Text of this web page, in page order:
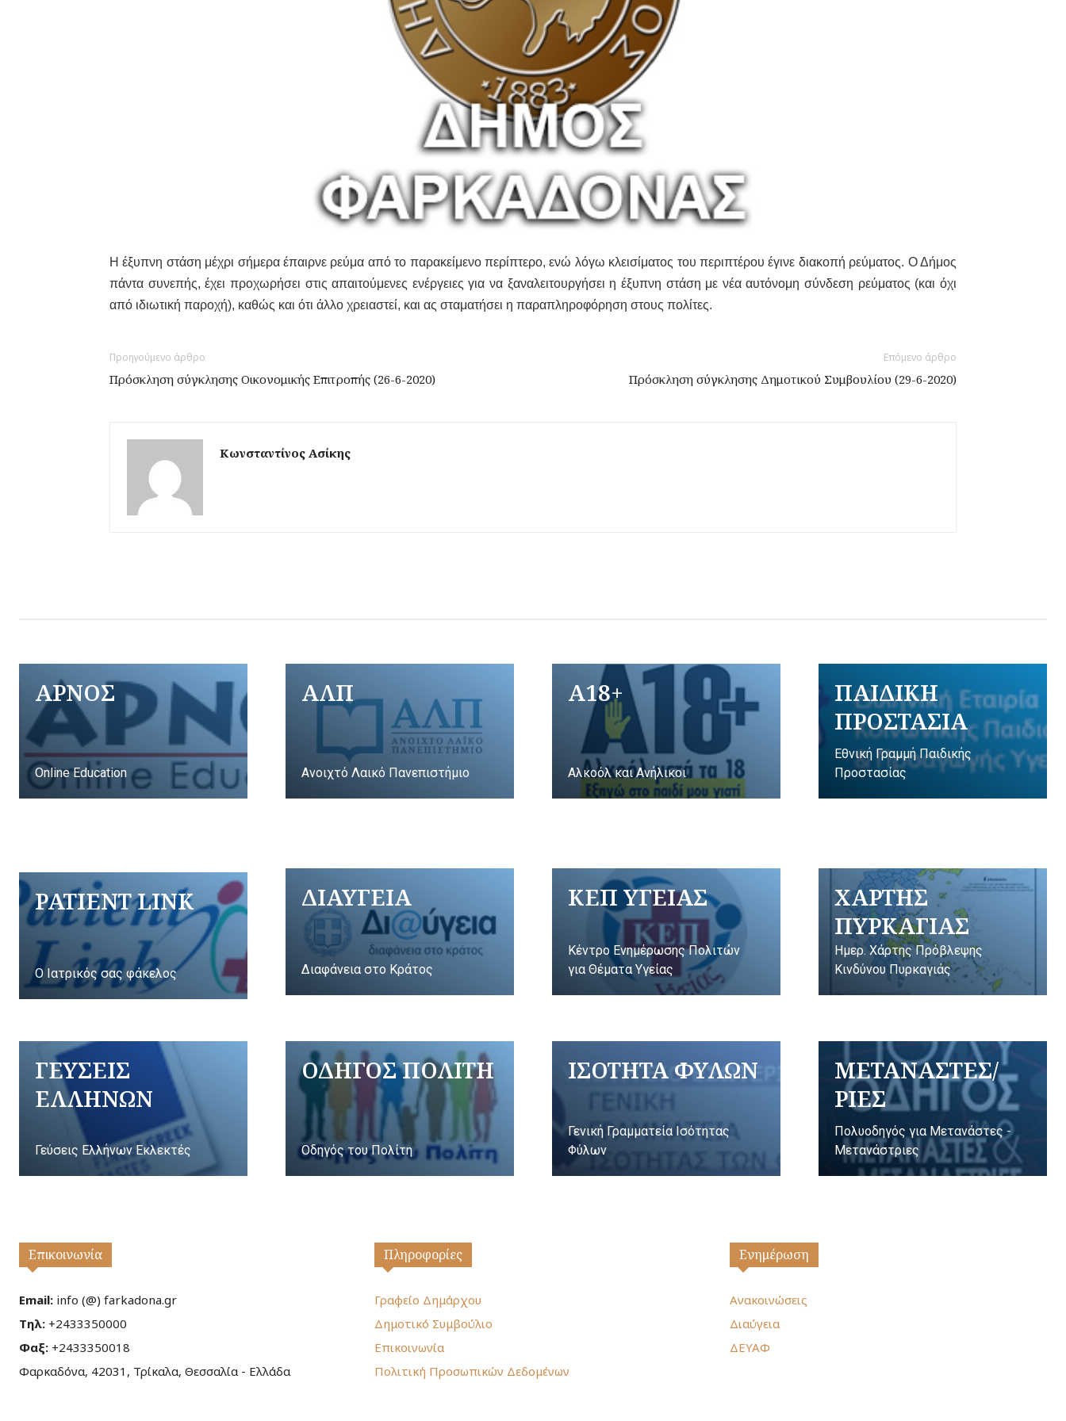
Η έξυπνη στάση μέχρι σήμερα έπαιρνε ρεύμα από το παρακείμενο περίπτερο, ενώ λόγω κλεισίματος του περιπτέρου έγινε διακοπή ρεύματος. Ο Δήμος
πάντα συνεπής, έχει προχωρήσει στις απαιτούμενες ενέργειες για να ξαναλειτουργήσει η έξυπνη στάση με νέα αυτόνομη σύνδεση ρεύματος (και όχι
από ιδιωτική παροχή), καθώς και ότι άλλο χρειαστεί, και ας σταματήσει η παραπληροφόρηση στους πολίτες.
Προηγούμενο άρθρο
Πρόσκληση σύγκλησης Οικονομικής Επιτροπής (26-6-2020)
Επόμενο άρθρο
Πρόσκληση σύγκλησης Δημοτικού Συμβουλίου (29-6-2020)
Κωνσταντίνος Ασίκης
ΑΡΝΟΣ
Online Education
ΑΛΠ
Ανοιχτό Λαικό Πανεπιστήμιο
A18+
Αλκοόλ και Ανήλικοι
ΠΑΙΔΙΚΗ
ΠΡΟΣΤΑΣΙΑ
Εθνική Γραμμή Παιδικής
Προστασίας
PATIENT LINK
Ο Ιατρικός σας φάκελος
ΔΙΑΥΓΕΙΑ
Διαφάνεια στο Κράτος
ΚΕΠ ΥΓΕΙΑΣ
Κέντρο Ενημέρωσης Πολιτών
για Θέματα Υγείας
ΧΑΡΤΗΣ
ΠΥΡΚΑΓΙΑΣ
Ημερ. Χάρτης Πρόβλεψης
Κινδύνου Πυρκαγιάς
ΓΕΥΣΕΙΣ
ΕΛΛΗΝΩΝ
Γεύσεις Ελλήνων Εκλεκτές
ΟΔΗΓΟΣ ΠΟΛΙΤΗ
Οδηγός του Πολίτη
ΙΣΟΤΗΤΑ ΦΥΛΩΝ
Γενική Γραμματεία Ισότητας
Φύλων
ΜΕΤΑΝΑΣΤΕΣ/
ΡΙΕΣ
Πολυοδηγός για Μετανάστες -
Μετανάστριες
Επικοινωνία
Email: info (@) farkadona.gr
Τηλ: +2433350000
Φαξ: +2433350018
Φαρκαδόνα, 42031, Τρίκαλα, Θεσσαλία - Ελλάδα
Πληροφορίες
Γραφείο Δημάρχου
Δημοτικό Συμβούλιο
Επικοινωνία
Πολιτική Προσωπικών Δεδομένων
Ενημέρωση
Ανακοινώσεις
Διαύγεια
ΔΕΥΑΦ